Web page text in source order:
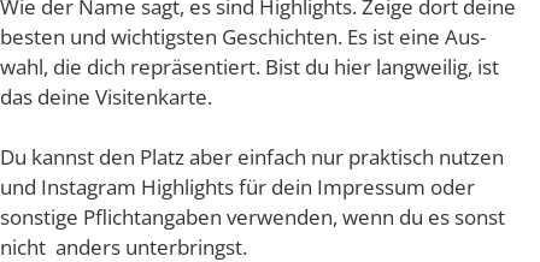
Wie der Name sagt, es sind High­lights. Zei­ge dort dei­ne
bes­ten und wich­tigs­ten Geschich­ten. Es ist eine Aus­
wahl, die dich reprä­sen­tiert. Bist du hier lang­wei­lig, ist
das dei­ne Visitenkarte.
Du kannst den Platz aber ein­fach nur prak­tisch nut­zen
und Insta­gram High­lights für dein Impres­sum oder
sons­ti­ge Pflicht­an­ga­ben ver­wen­den, wenn du es sonst
nicht anders unterbringst.